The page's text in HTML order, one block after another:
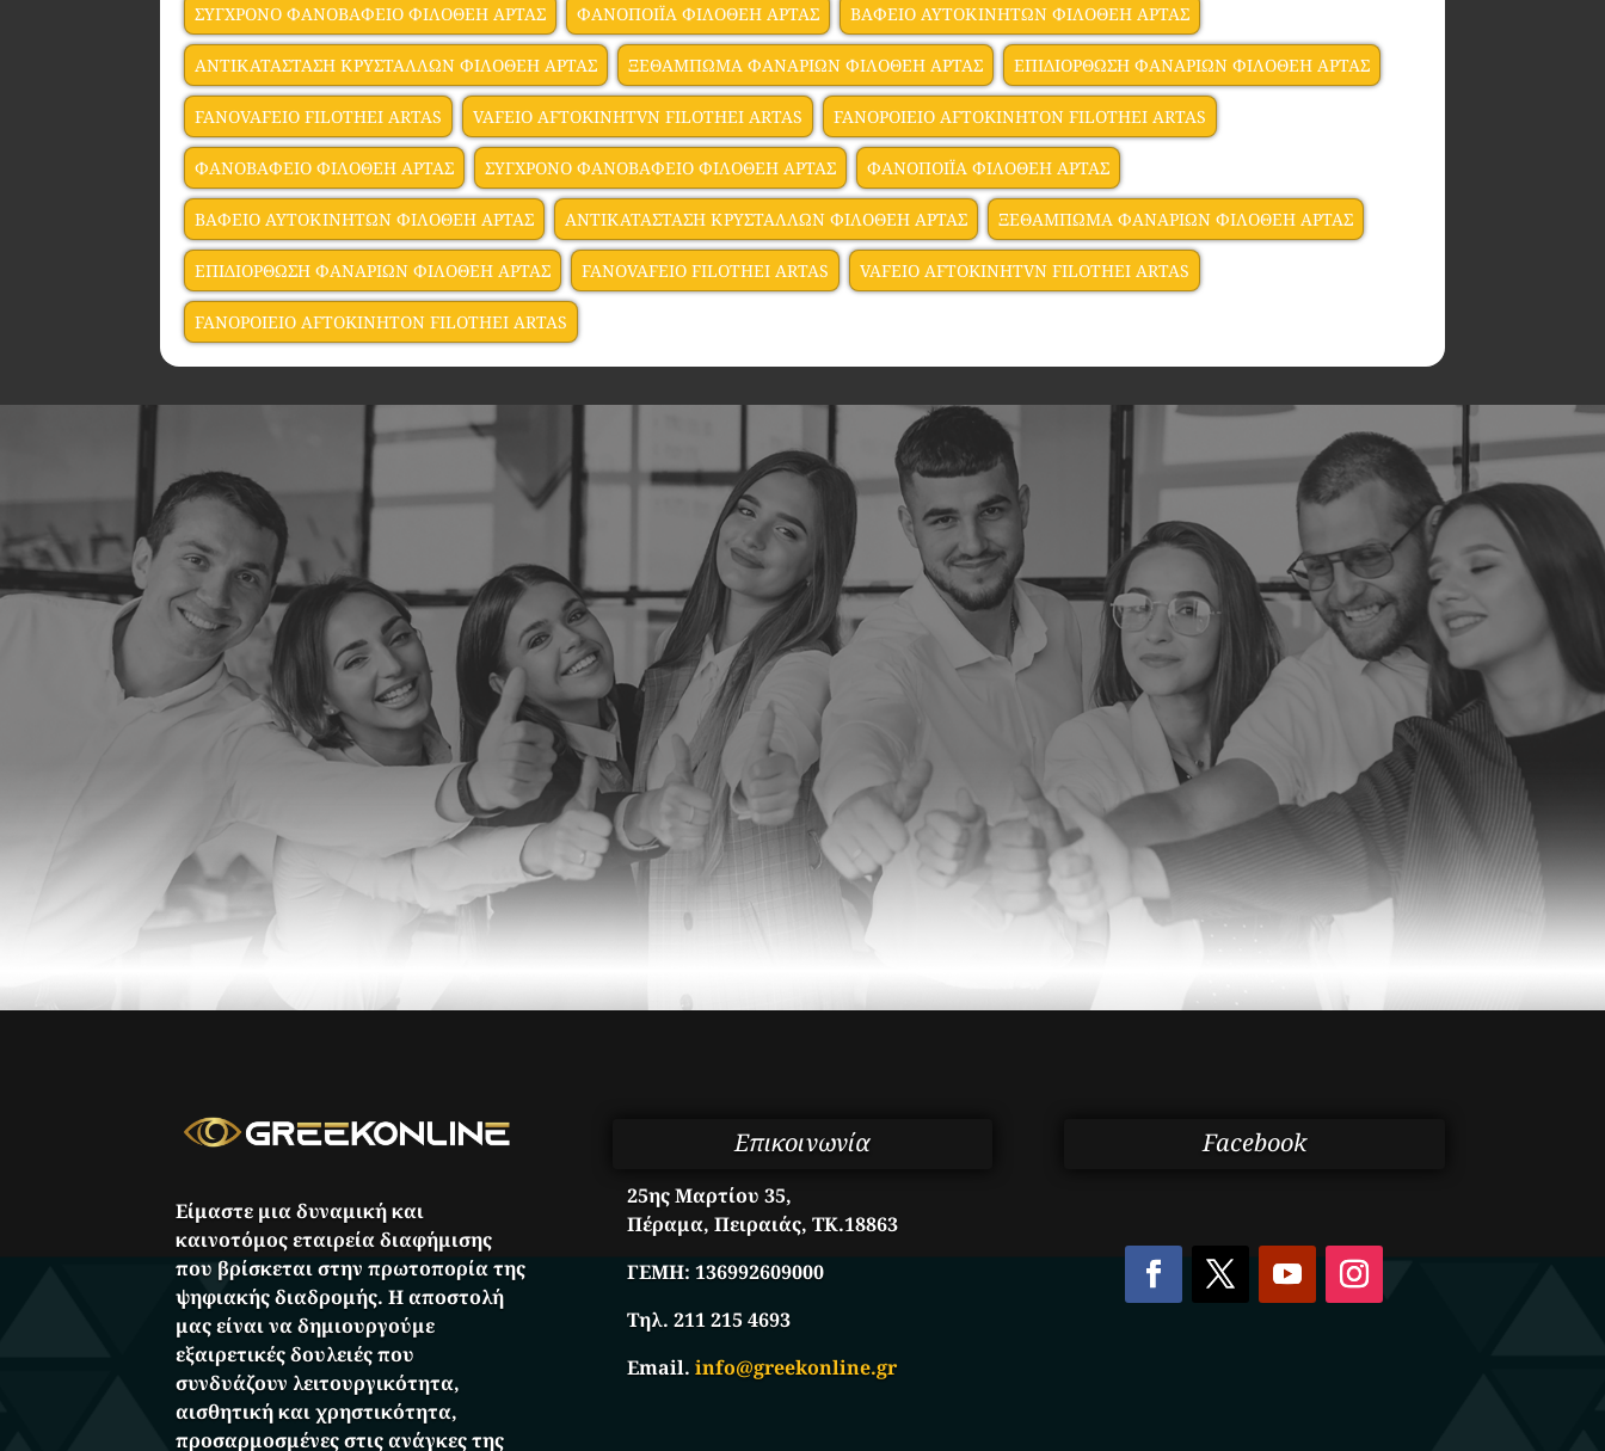
ΣΥΓΧΡΟΝΟ ΦΑΝΟΒΑΦΕΙΟ ΦΙΛΟΘΕΗ ΑΡΤΑΣ ΦΑΝΟΠΟΙΪΑ ΦΙΛΟΘΕΗ ΑΡΤΑΣ ΒΑΦΕΙΟ ΑΥΤΟΚΙΝΗΤΩΝ ΦΙΛΟΘΕΗ ΑΡΤΑΣ
ΑΝΤΙΚΑΤΑΣΤΑΣΗ ΚΡΥΣΤΑΛΛΩΝ ΦΙΛΟΘΕΗ ΑΡΤΑΣ ΞΕΘΑΜΠΩΜΑ ΦΑΝΑΡΙΩΝ ΦΙΛΟΘΕΗ ΑΡΤΑΣ ΕΠΙΔΙΟΡΘΩΣΗ ΦΑΝΑΡΙΩΝ ΦΙΛΟΘΕΗ ΑΡΤΑΣ
FANOVAFEIO FILOTHEI ARTAS VAFEIO AFTOKINHTVN FILOTHEI ARTAS FANOPOIEIO AFTOKINHTON FILOTHEI ARTAS
ΦΑΝΟΒΑΦΕΙΟ ΦΙΛΟΘΕΗ ΑΡΤΑΣ ΣΥΓΧΡΟΝΟ ΦΑΝΟΒΑΦΕΙΟ ΦΙΛΟΘΕΗ ΑΡΤΑΣ ΦΑΝΟΠΟΙΪΑ ΦΙΛΟΘΕΗ ΑΡΤΑΣ
ΒΑΦΕΙΟ ΑΥΤΟΚΙΝΗΤΩΝ ΦΙΛΟΘΕΗ ΑΡΤΑΣ ΑΝΤΙΚΑΤΑΣΤΑΣΗ ΚΡΥΣΤΑΛΛΩΝ ΦΙΛΟΘΕΗ ΑΡΤΑΣ ΞΕΘΑΜΠΩΜΑ ΦΑΝΑΡΙΩΝ ΦΙΛΟΘΕΗ ΑΡΤΑΣ
ΕΠΙΔΙΟΡΘΩΣΗ ΦΑΝΑΡΙΩΝ ΦΙΛΟΘΕΗ ΑΡΤΑΣ FANOVAFEIO FILOTHEI ARTAS VAFEIO AFTOKINHTVN FILOTHEI ARTAS
FANOPOIEIO AFTOKINHTON FILOTHEI ARTAS
Είμαστε μια δυναμική και
καινοτόμος εταιρεία διαφήμισης
που βρίσκεται στην πρωτοπορία της
ψηφιακής διαδρομής. Η αποστολή
μας είναι να δημιουργούμε
εξαιρετικές δουλειές που
συνδυάζουν λειτουργικότητα,
αισθητική και χρηστικότητα,
προσαρμοσμένες στις ανάγκες της
Επικοινωνία
25ης Μαρτίου 35,
Πέραμα, Πειραιάς, ΤΚ.18863
ΓΕΜΗ:136992609000
Τηλ. 211 215 4693
Email.info@greekonline.gr
Facebook